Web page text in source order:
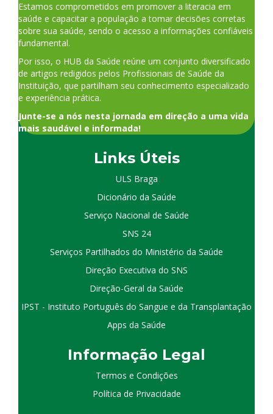
Estamos comprometidos em promover a literacia em
saúde e capacitar a população a tomar decisões corretas
sobre sua saúde, sendo o acesso a informações confiáveis
fundamental.
Por isso, o HUB da Saúde reúne um conjunto diversificado
de artigos redigidos pelos Profissionais de Saúde da
Instituição, que partilham seu conhecimento especializado
e experiência prática.
Junte-se a nós nesta jornada em direção a uma vida
mais saudável e informada!
Links Úteis
ULS Braga
Dicionário da Saúde
Serviço Nacional de Saúde
SNS 24
Serviços Partilhados do Ministério da Saúde
Direção Executiva do SNS
Direção-Geral da Saúde
IPST - Instituto Português do Sangue e da Transplantação
Apps da Saúde
Informação Legal
Termos e Condições
Política de Privacidade